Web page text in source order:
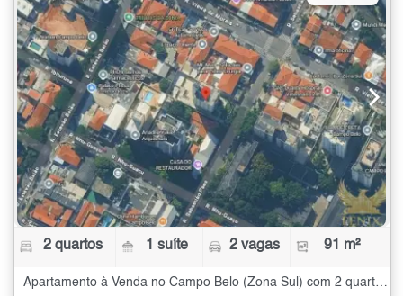
2 quartos 1 suíte 2 vagas 91 m²
Apartamento à Venda no Campo Belo (Zona Sul) com 2 quartos - 91 m²